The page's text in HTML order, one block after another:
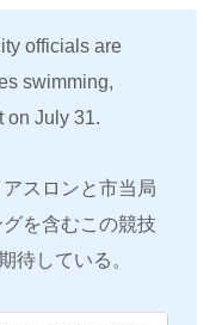
officials are
swimming,
on July 31.
スロンと市当局
を含むこの競技
待している。